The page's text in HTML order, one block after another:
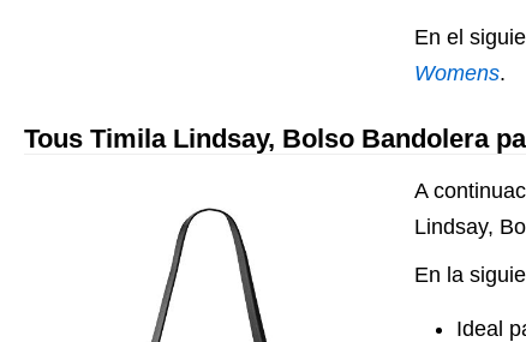
En el
Womens.
Tous Timila Lindsay, Bolso Bandolera
A
Lindsay,
En la
Ideal